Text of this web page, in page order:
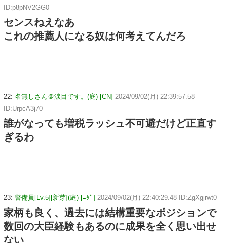
ID:p8pNV2GG0
センスねえなあ
これの推薦人になる奴は何考えてんだろ
22: 名無しさん＠涙目です。(庭) [CN] 2024/09/02(月) 22:39:57.58
ID:UrpcA3j70
誰がなっても増税ラッシュ不可避だけど正直す
ぎるわ
23: 警備員[Lv.5][新芽](庭) [ﾆﾀﾞ] 2024/09/02(月) 22:40:29.48 ID:ZgXgjrwt0
家柄も良く、過去には結構重要なポジションで
数回の大臣経験もあるのに成果を全く思い出せ
ない